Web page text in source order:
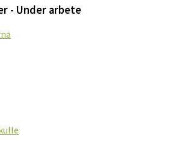
- Under arbete